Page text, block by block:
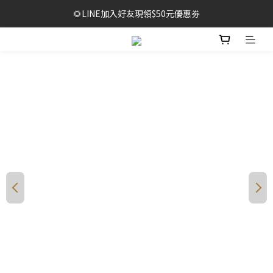
🔥1元限時體驗｜多款明星商品限量開放，售完不補！
🌻LINE加入好友現領$50元優惠劵
🥳結帳滿$999，享免運+贈泡泡沐浴巾*2袋